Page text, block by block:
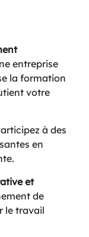
entreprise
la formation
votre
à des
en
et
de
le travail